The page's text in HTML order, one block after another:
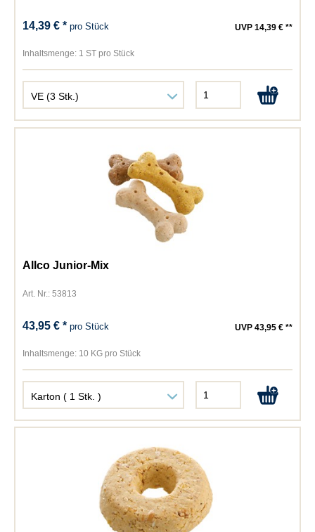
14,39 € *pro Stück UVP 14,39 € **
Inhaltsmenge: 1 ST pro Stück
Allco Junior-Mix
Art. Nr.: 53813
43,95 € *pro Stück UVP 43,95 € **
Inhaltsmenge: 10 KG pro Stück